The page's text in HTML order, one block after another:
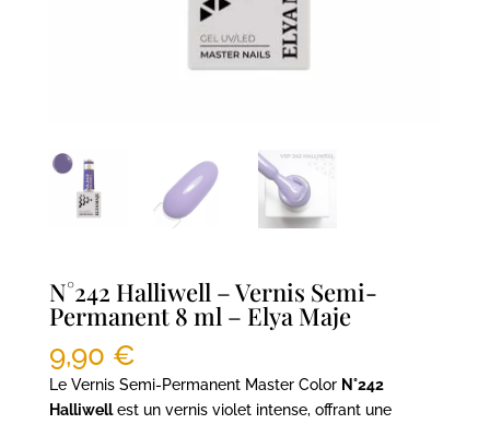
N°242 Halliwell – Vernis Semi-
Permanent 8 ml – Elya Maje
9,90 €
Le Vernis Semi-Permanent Master Color N°242
Halliwellest un vernis violet intense, offrant une